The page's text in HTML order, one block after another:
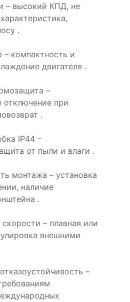
– высокий КПД, не
.
– компактность и
двигателя .
–
отключение при
.
IP44 –
от пыли и влаги .
монтажа – установка
наличие
.
скорости – плавная или
внешними
–